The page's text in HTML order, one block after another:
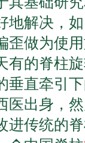
地解决，
歪做为使
有的脊柱
垂直牵引
医出身，
进传统的